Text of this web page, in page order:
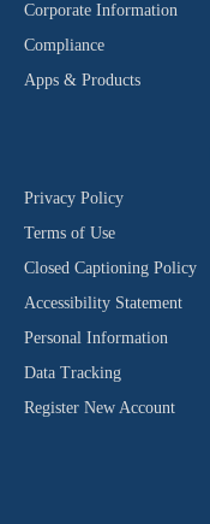
Corporate Information
Compliance
Apps & Products
Privacy Policy
Terms of Use
Closed Captioning Policy
Accessibility Statement
Personal Information
Data Tracking
Register New Account